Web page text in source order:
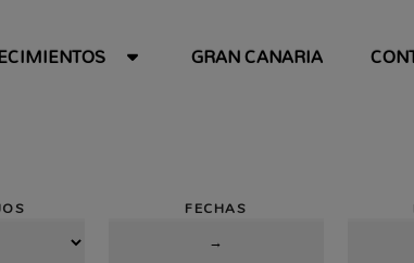
GRAN CANARIA
FECHAS